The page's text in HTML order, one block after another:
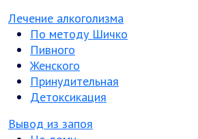
Лечение алкоголизма
По методу Шичко
Пивного
Женского
Принудительная
Детоксикация
Вывод из запоя